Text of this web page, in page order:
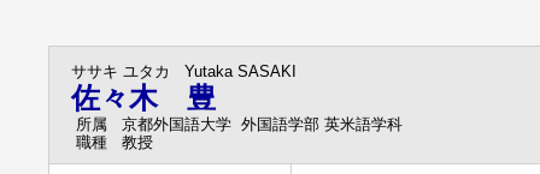
ササキ ユタカ Yutaka SASAKI
佐々木 豊
所属
京都外国語大学 外国語学部 英米語学科
職種
教授